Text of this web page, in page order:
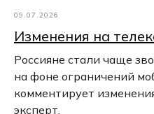
09.07.2026
Изменения на
Россияне стали чаще
на фоне ограничений
комментирует
эксперт.